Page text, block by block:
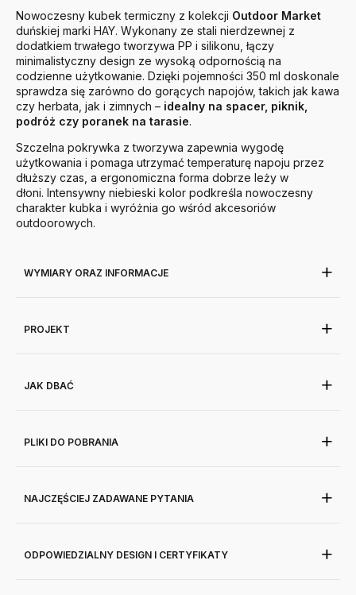
Nowoczesny kubek termiczny z kolekcji Outdoor Market
duńskiej marki HAY. Wykonany ze stali nierdzewnej z
dodatkiem trwałego tworzywa PP i silikonu, łączy
minimalistyczny design ze wysoką odpornością na
codzienne użytkowanie. Dzięki pojemności 350 ml doskonale
sprawdza się zarówno do gorących napojów, takich jak kawa
czy herbata, jak i zimnych – idealny na spacer, piknik,
podróż czy poranek na tarasie.
Szczelna pokrywka z tworzywa zapewnia wygodę
użytkowania i pomaga utrzymać temperaturę napoju przez
dłuższy czas, a ergonomiczna forma dobrze leży w
dłoni. Intensywny niebieski kolor podkreśla nowoczesny
charakter kubka i wyróżnia go wśród akcesoriów
outdoorowych.
WYMIARY ORAZ INFORMACJE
PROJEKT
JAK DBAĆ
PLIKI DO POBRANIA
NAJCZĘŚCIEJ ZADAWANE PYTANIA
ODPOWIEDZIALNY DESIGN I CERTYFIKATY